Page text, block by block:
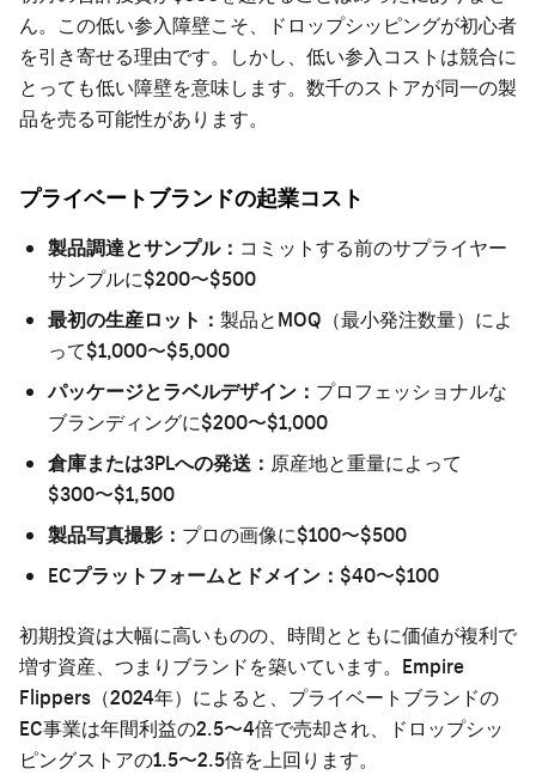
ん。この低い参入障壁こそ、ドロップシッピングが初心者
を引き寄せる理由です。しかし、低い参入コストは競合に
とっても低い障壁を意味します。数千のストアが同一の製
品を売る可能性があります。
プライベートブランドの起業コスト
製品調達とサンプル： コミットする前のサプライヤー
サンプルに$200〜$500
最初の生産ロット： 製品とMOQ（最小発注数量）によ
って$1,000〜$5,000
パッケージとラベルデザイン： プロフェッショナルな
ブランディングに$200〜$1,000
倉庫または3PLへの発送： 原産地と重量によって
$300〜$1,500
製品写真撮影： プロの画像に$100〜$500
ECプラットフォームとドメイン： $40〜$100
初期投資は大幅に高いものの、時間とともに価値が複利で
増す資産、つまりブランドを築いています。Empire
Flippers（2024年）によると、プライベートブランドの
EC事業は年間利益の2.5〜4倍で売却され、ドロップシッ
ピングストアの1.5〜2.5倍を上回ります。